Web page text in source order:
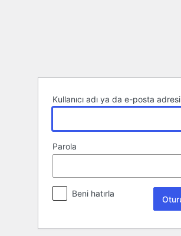
Kullanıcı adı ya da e-posta adresi
Parola
Beni hatırla